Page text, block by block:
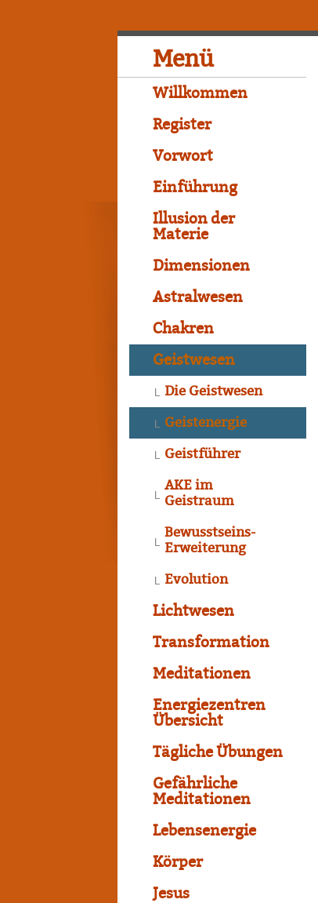
Menü
Willkommen
Register
Vorwort
Einführung
Illusion der
Materie
Dimensionen
Astralwesen
Chakren
Geistwesen
Die Geistwesen
Geistenergie
Geistführer
AKE im
Geistraum
Bewusstseins-
Erweiterung
Evolution
Lichtwesen
Transformation
Meditationen
Energiezentren
Übersicht
Tägliche Übungen
Gefährliche
Meditationen
Lebensenergie
Körper
Jesus